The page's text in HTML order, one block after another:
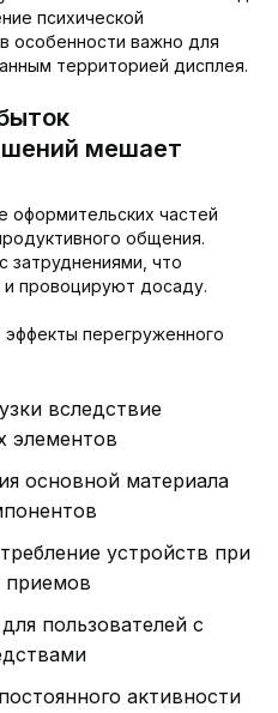
психической
особенности важно для
территорией дисплея.
мешает
оформительских частей
общения.
затруднениями, что
провоцируют досаду.
перегруженного
вследствие
элементов
основной материала
устройств при
приемов
пользователей с
активности